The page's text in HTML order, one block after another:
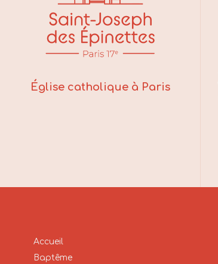
Église catholique à Paris
Accueil
Baptême